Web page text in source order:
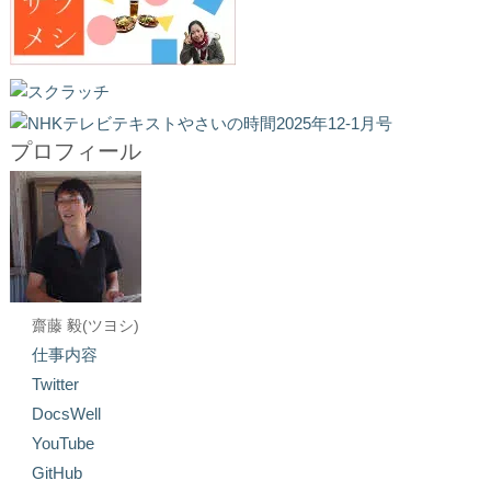
プロフィール
齋藤 毅(ツヨシ)
仕事内容
Twitter
DocsWell
YouTube
GitHub